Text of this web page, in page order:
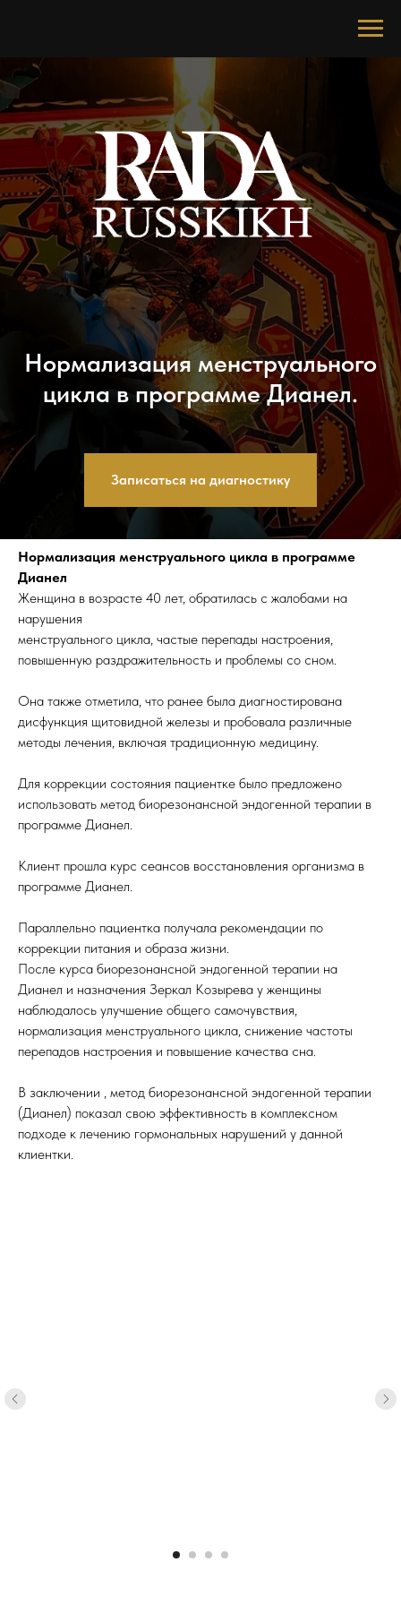
Нормализация менструального
цикла в программе Дианел.
Записаться на диагностику
Нормализация менструального цикла в программе
Дианел
Женщина в возрасте 40 лет, обратилась с жалобами на
нарушения
менструального цикла, частые перепады настроения,
повышенную раздражительность и проблемы со сном.
Она также отметила, что ранее была диагностирована
дисфункция щитовидной железы и пробовала различные
методы лечения, включая традиционную медицину.
Для коррекции состояния пациентке было предложено
использовать метод биорезонансной эндогенной терапии в
программе Дианел.
Клиент прошла курс сеансов восстановления организма в
программе Дианел.
Параллельно пациентка получала рекомендации по
коррекции питания и образа жизни.
После курса биорезонансной эндогенной терапии на
Дианел и назначения Зеркал Козырева у женщины
наблюдалось улучшение общего самочувствия,
нормализация менструального цикла, снижение частоты
перепадов настроения и повышение качества сна.
В заключении , метод биорезонансной эндогенной терапии
(Дианел) показал свою эффективность в комплексном
подходе к лечению гормональных нарушений у данной
клиентки.